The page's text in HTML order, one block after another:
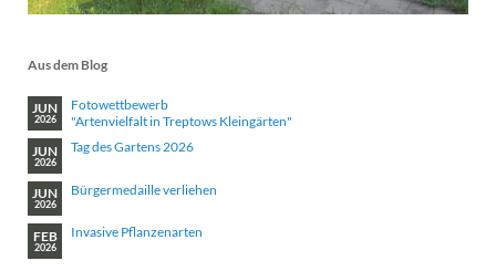
Aus dem Blog
JUN
2026
Fotowettbewerb
"Artenvielfalt in Treptows Kleingärten"
JUN
2026
Tag des Gartens 2026
JUN
2026
Bürgermedaille verliehen
FEB
2026
Invasive Pflanzenarten